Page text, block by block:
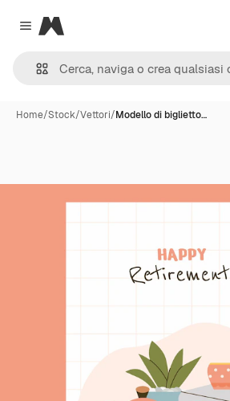
Close menu
Magnific
Home/Stock/Vettori/Modello di biglietto…